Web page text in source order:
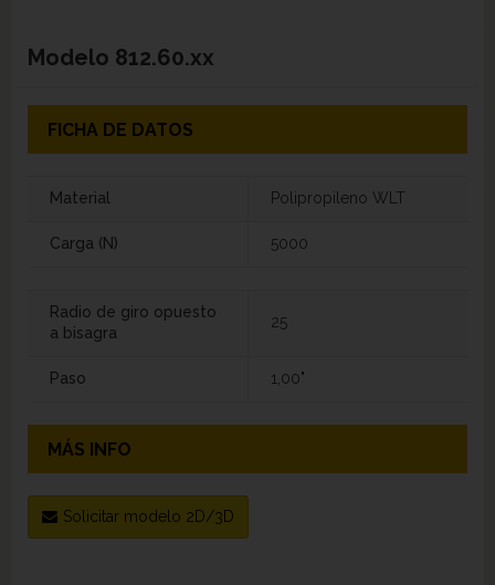
Modelo 812.60.xx
FICHA DE DATOS
Material Polipropileno WLT
Carga (N) 5000
Radio de giro opuesto
a bisagra
25
Paso 1,00"
MÁS INFO
Solicitar modelo 2D/3D